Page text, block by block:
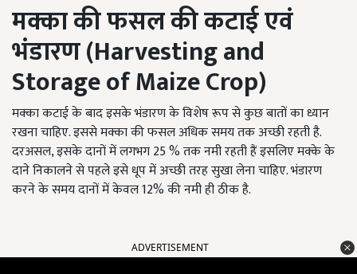
मक्काकीफसलकीकटाईएवं
भंडारण (Harvesting and
Storage of Maize Crop)
मक्का कटाई के बाद इसके भंडारण के विशेष रूप से कुछ बातों का ध्यान
रखना चाहिए. इससे मक्का की फसल अधिक समय तक अच्छी रहती है.
दरअसल, इसके दानों में लगभग 25 % तक नमी रहती हैं इसलिए मक्के के
दाने निकालने से पहले इसे धूप में अच्छी तरह सुखा लेना चाहिए. भंडारण
करने के समय दानों में केवल 12% की नमी ही ठीक है.
ADVERTISEMENT